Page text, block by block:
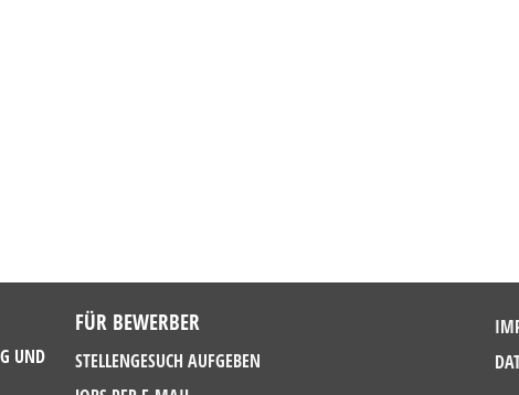
UND
FÜR BEWERBER
STELLENGESUCH AUFGEBEN